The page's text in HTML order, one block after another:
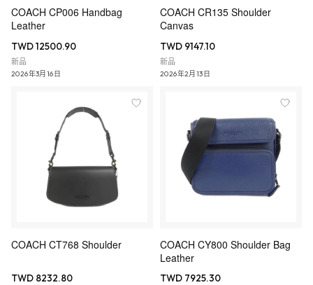
COACH CP006 Handbag
Leather
TWD 12500.90
新品
2026年3月16日
COACH CR135 Shoulder
Canvas
TWD 9147.10
新品
2026年2月13日
COACH CT768 Shoulder
TWD 8232.80
COACH CY800 Shoulder Bag
Leather
TWD 7925.30